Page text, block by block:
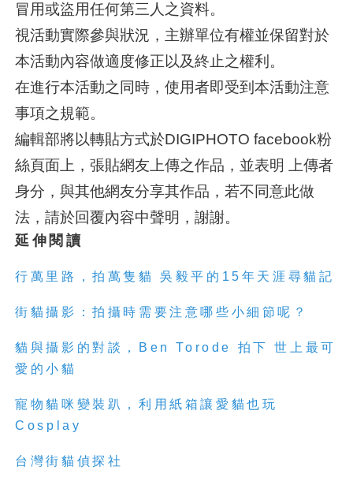
冒用或盜用任何第三人之資料。
視活動實際參與狀況，主辦單位有權並保留對於
本活動內容做適度修正以及終止之權利。
在進行本活動之同時，使用者即受到本活動注意
事項之規範。
編輯部將以轉貼方式於DIGIPHOTO facebook粉
絲頁面上，張貼網友上傳之作品，並表明 上傳者
身分，與其他網友分享其作品，若不同意此做
法，請於回覆內容中聲明，謝謝。
延伸閱讀
行萬里路，拍萬隻 貓 吳毅平的15年天涯尋貓 記
街 貓攝影：拍攝時需要注意哪些小細節呢？
貓 與攝影的對談，Ben Torode 拍下 世上最可
愛的小 貓
寵物貓 咪變裝趴，利用紙箱讓愛 貓也玩
Cosplay
台灣街貓偵探社